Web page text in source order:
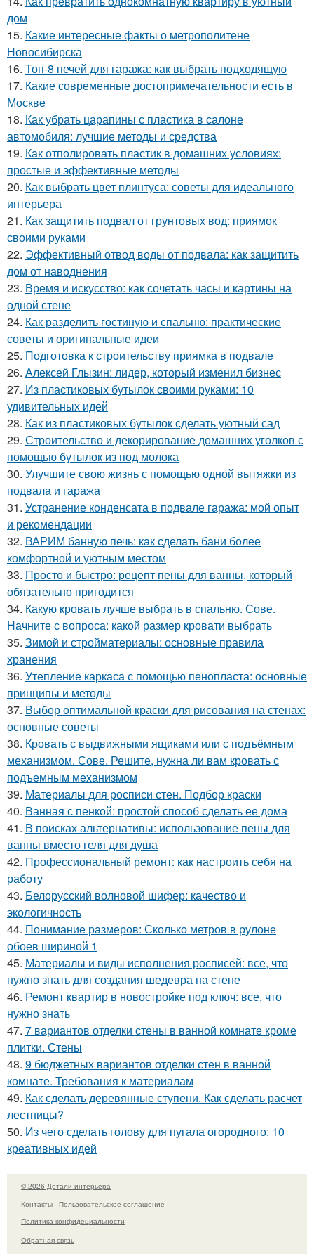
дом
15. Какие интересные факты о метрополитене
Новосибирска
16. Топ-8 печей для гаража: как выбрать подходящую
17. Какие современные достопримечательности есть в
Москве
18. Как убрать царапины с пластика в салоне
автомобиля: лучшие методы и средства
19. Как отполировать пластик в домашних условиях:
простые и эффективные методы
20. Как выбрать цвет плинтуса: советы для идеального
интерьера
21. Как защитить подвал от грунтовых вод: приямок
своими руками
22. Эффективный отвод воды от подвала: как защитить
дом от наводнения
23. Время и искусство: как сочетать часы и картины на
одной стене
24. Как разделить гостиную и спальню: практические
советы и оригинальные идеи
25. Подготовка к строительству приямка в подвале
26. Алексей Глызин: лидер, который изменил бизнес
27. Из пластиковых бутылок своими руками: 10
удивительных идей
28. Как из пластиковых бутылок сделать уютный сад
29. Строительство и декорирование домашних уголков с
помощью бутылок из под молока
30. Улучшите свою жизнь с помощью одной вытяжки из
подвала и гаража
31. Устранение конденсата в подвале гаража: мой опыт
и рекомендации
32. ВАРИМ банную печь: как сделать бани более
комфортной и уютным местом
33. Просто и быстро: рецепт пены для ванны, который
обязательно пригодится
34. Какую кровать лучше выбрать в спальню. Сове.
Начните с вопроса: какой размер кровати выбрать
35. Зимой и стройматериалы: основные правила
хранения
36. Утепление каркаса с помощью пенопласта: основные
принципы и методы
37. Выбор оптимальной краски для рисования на стенах:
основные советы
38. Кровать с выдвижными ящиками или с подъёмным
механизмом. Сове. Решите, нужна ли вам кровать с
подъемным механизмом
39. Материалы для росписи стен. Подбор краски
40. Ванная с пенкой: простой способ сделать ее дома
41. В поисках альтернативы: использование пены для
ванны вместо геля для душа
42. Профессиональный ремонт: как настроить себя на
работу
43. Белорусский волновой шифер: качество и
экологичность
44. Понимание размеров: Сколько метров в рулоне
обоев шириной 1
45. Материалы и виды исполнения росписей: все, что
нужно знать для создания шедевра на стене
46. Ремонт квартир в новостройке под ключ: все, что
нужно знать
47. 7 вариантов отделки стены в ванной комнате кроме
плитки. Стены
48. 9 бюджетных вариантов отделки стен в ванной
комнате. Требования к материалам
49. Как сделать деревянные ступени. Как сделать расчет
лестницы?
50. Из чего сделать голову для пугала огородного: 10
креативных идей
© 2026 Детали интерьера
Контакты
Пользовательское соглашение
Политика конфидециальности
Обратная связь